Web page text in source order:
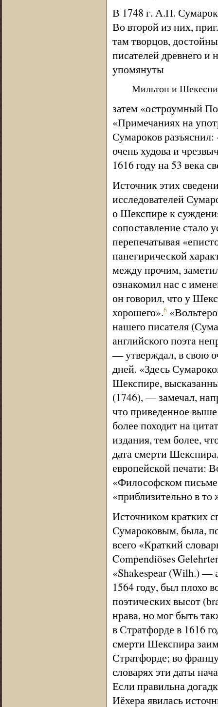
В 1748 г. А.П.
Во второй из них,
там творцов,
писателей древнего и
упомянуты
Мильтон и
затем «остроумный
«Примечаниях на
Сумароков
очень худова и
1616 году на 53 века
Источник этих
исследователей
о Шекспире к
сопоставление
перепечатывая
панегирической
между прочим,
ознакомил нас с
он говорил, что у
хорошего».6
нашего писателя
английского поэта
— утверждал, в свою
дней. «Здесь
Шекспире,
(1746), — замечал,
что приведенное
более походит на
издания, тем более,
дата смерти
европейской печати:
«Философском
«приблизительно в
Источником кратких
Сумароковым, была,
всего «Краткий
Compendiöses
«Shakespear (Wilh.) —
1564 году, был плохо
поэтических высот
нрава, но мог быть
в Стратфорде в 1616
смерти Шекспира
Стратфорде; во
словарях эти даты
Если правильна
Иёхера явилась